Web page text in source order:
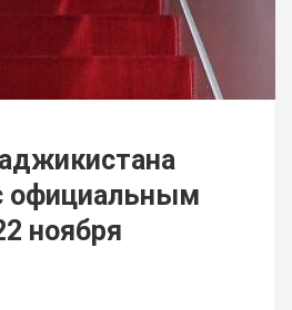
официальным
ноября